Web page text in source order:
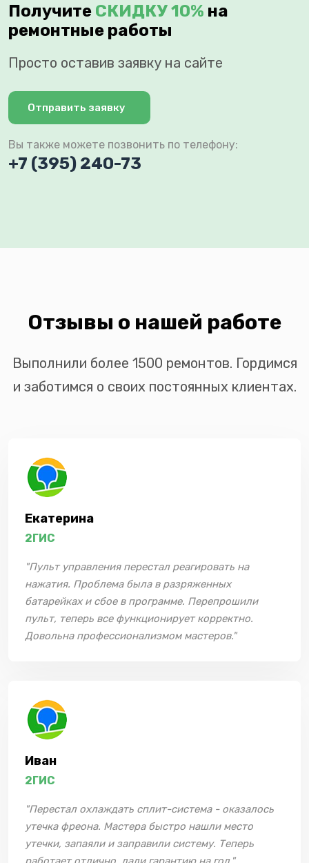
Получите СКИДКУ 10% на
ремонтные работы
Просто оставив заявку на сайте
Отправить заявку
Вы также можете позвонить по телефону:
+7 (395) 240-73
Отзывы о нашей работе
Выполнили более 1500 ремонтов. Гордимся
и заботимся о своих постоянных клиентах.
Екатерина
2ГИС
"Пульт управления перестал реагировать на
нажатия. Проблема была в разряженных
батарейках и сбое в программе. Перепрошили
пульт, теперь все функционирует корректно.
Довольна профессионализмом мастеров."
Иван
2ГИС
"Перестал охлаждать сплит-система - оказалось
утечка фреона. Мастера быстро нашли место
утечки, запаяли и заправили систему. Теперь